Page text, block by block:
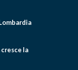
cresce la